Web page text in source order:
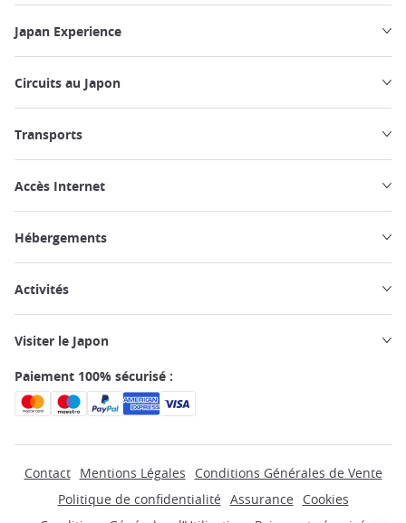
Japan Experience
Circuits au Japon
Transports
Accès Internet
Hébergements
Activités
Visiter le Japon
Paiement 100% sécurisé :
Contact Mentions Légales
Conditions Générales de Vente
Politique de confidentialité Assurance
Cookies